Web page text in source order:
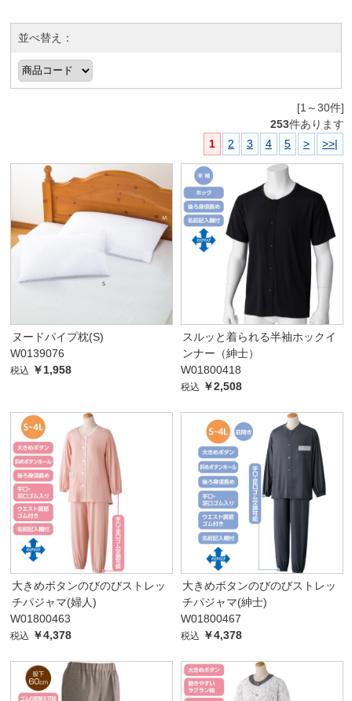
並べ替え：
[1～30件]
253件あります
1
2 3 4 5 > >>|
ヌードパイプ枕(S)
W0139076
税込 ￥1,958
スルッと着られる半袖ホックイ
ンナー（紳士）
W01800418
税込 ￥2,508
大きめボタンのびのびストレッ
チパジャマ(婦人)
W01800463
税込 ￥4,378
大きめボタンのびのびストレッ
チパジャマ(紳士)
W01800467
税込 ￥4,378